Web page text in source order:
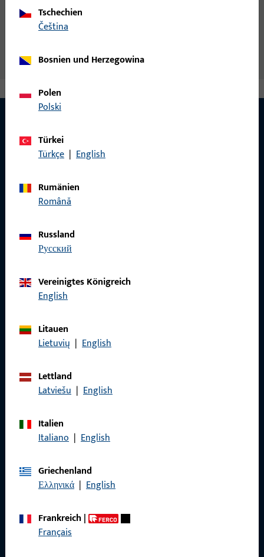
ABC-SPAX-S, SENKKOPF, hell verz. 3,5xL
KONTAKT
Haben Sie Fragen oder wünschen Sie persönliche Beratung?
zuverlässig.
Tschechien
čeština
Bosnien und Herzegowina
Polen
Polski
Türkei
Türkçe | English
Rumänien
Română
Russland
русский
Vereinigtes Königreich
English
Litauen
Lietuvių | English
Lettland
Latviešu | English
Italien
Italiano | English
Griechenland
Ελληνικά | English
Frankreich|
Français
Schnelleinstieg